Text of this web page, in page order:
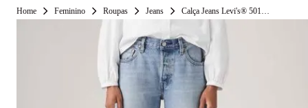
Feminino Roupas Jeans Calça Jeans Levi's® 501® '90s Lavagem Clara